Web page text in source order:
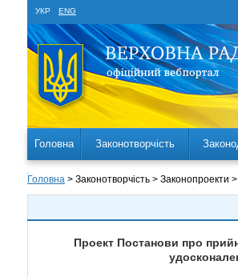
УКР ENG
Головна Законотворчість
Головна > Законотворчість > Законопроекти >
Проект Постанови про